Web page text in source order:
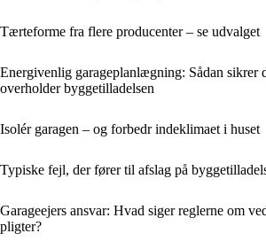
Tærteforme fra flere producenter – se udvalget
Energivenlig garageplanlægning: Sådan sikrer
overholder byggetilladelsen
Isolér garagen – og forbedr indeklimaet i huset
Typiske fejl, der fører til afslag på
Garageejers ansvar: Hvad siger reglerne om
pligter?